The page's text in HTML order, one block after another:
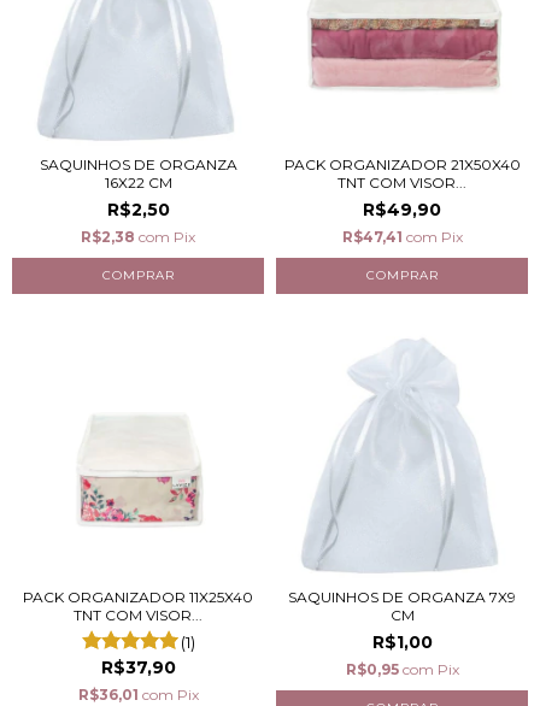
SAQUINHOS DE ORGANZA
16X22 CM
R$2,50
R$2,38 com Pix
PACK ORGANIZADOR 21X50X40
TNT COM VISOR...
R$49,90
R$47,41 com Pix
PACK ORGANIZADOR 11X25X40
TNT COM VISOR...
(1)
R$37,90
R$36,01 com Pix
SAQUINHOS DE ORGANZA 7X9
CM
R$1,00
R$0,95 com Pix